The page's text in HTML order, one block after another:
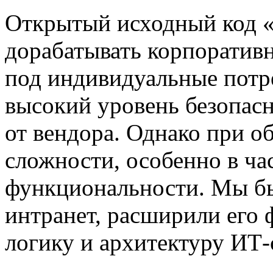
Открытый исходный код
дорабатывать
под индивидуальные
высокий уровень
от вендора. Однако при
сложности, особенно в
функциональности. Мы
интранет, расширили
логику и архитектуру